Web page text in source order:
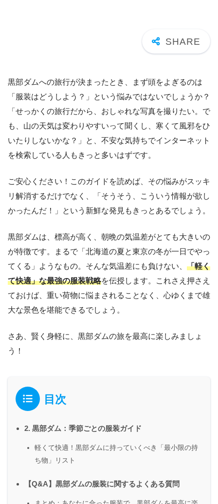
黒部ダムへの旅行が決まったとき、まず頭をよぎるのは
「服装はどうしよう？」という悩みではないでしょうか？
「せっかくの旅行だから、おしゃれな写真を撮りたい。で
も、山の天気は変わりやすいって聞くし、寒くて風邪をひ
いたりしないかな？」と、不安な気持ちでインターネット
を検索している人もきっと多いはずです。
ご安心ください！このガイドを読めば、その悩みがスッキ
リ解消するだけでなく、「そうそう、こういう情報が欲し
かったんだ！」という新鮮な発見もきっとあるでしょう。
黒部ダムは、標高が高く、朝晩の気温差がとても大きいの
が特徴です。まるで「北海道の夏と東京の冬が一日でやっ
てくる」ようなもの。そんな気温差にも負けない、 「軽く
て快適」な最強の服装戦略を伝授します。これさえ押さえ
ておけば、重い荷物に悩まされることなく、心ゆくまで雄
大な景色を堪能できるでしょう。
さあ、賢く身軽に、黒部ダムの旅を最高に楽しみましょ
う！
目次
2. 黒部ダム：季節ごとの服装ガイド
軽くて快適！黒部ダムに持っていくべき「最小限の持
ち物」リスト
【Q&A】黒部ダムの服装に関するよくある質問